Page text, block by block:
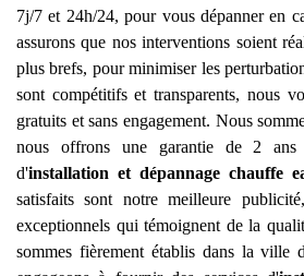
7j/7 et 24h/24, pour vous dépanner en
assurons que nos interventions soient
plus brefs, pour minimiser les
sont compétitifs et transparents, nous
gratuits et sans engagement. Nous
nous offrons une garantie de 2 ans
d'installation et dépannage chauffe
satisfaits sont notre meilleure
exceptionnels qui témoignent de la
sommes fièrement établis dans la ville